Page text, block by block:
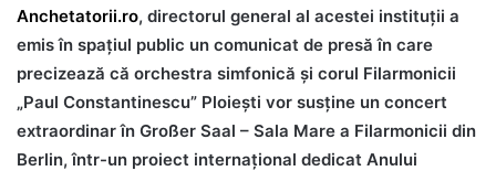
Anchetatorii.ro, directorul general al acestei instituții a
emis în spațiul public un comunicat de presă în care
precizează că orchestra simfonică și corul Filarmonicii
„Paul Constantinescu” Ploiești vor susține un concert
extraordinar în Großer Saal – Sala Mare a Filarmonicii din
Berlin, într-un proiect internațional dedicat Anului